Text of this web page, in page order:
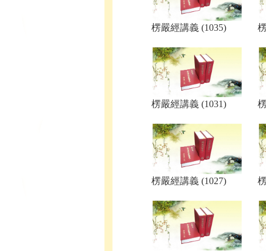
楞嚴經講義 (1035)
楞嚴經講義 (1031)
楞嚴經講義 (1027)